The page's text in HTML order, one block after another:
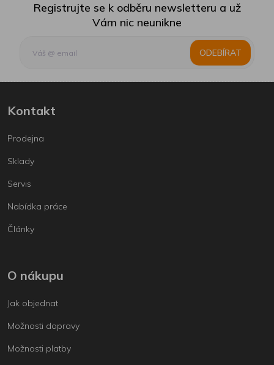
Registrujte se k odběru newsletteru a už
Vám nic neunikne
ODEBÍRAT
Kontakt
Prodejna
Sklady
Servis
Nabídka práce
Články
O nákupu
Jak objednat
Možnosti dopravy
Možnosti platby